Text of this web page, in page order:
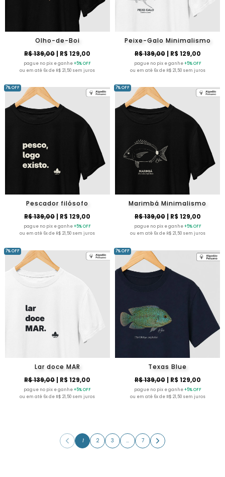
Olho-de-Boi
R$ 139,00| R$ 129,00
pague no pix e ganhe+5% OFF
ou em até 6x de R$ 21,50 sem juros
Peixe-Galo Minimalismo
R$ 139,00| R$ 129,00
pague no pix e ganhe+5% OFF
ou em até 6x de R$ 21,50 sem juros
Pescador filósofo
R$ 139,00| R$ 129,00
pague no pix e ganhe+5% OFF
ou em até 6x de R$ 21,50 sem juros
7% OFF
Marimbá Minimalismo
R$ 139,00| R$ 129,00
pague no pix e ganhe+5% OFF
ou em até 6x de R$ 21,50 sem juros
7% OFF
Lar doce MAR
R$ 139,00| R$ 129,00
pague no pix e ganhe+5% OFF
ou em até 6x de R$ 21,50 sem juros
7% OFF
Texas Blue
R$ 139,00| R$ 129,00
pague no pix e ganhe+5% OFF
ou em até 6x de R$ 21,50 sem juros
7% OFF
1 2 3 … 7